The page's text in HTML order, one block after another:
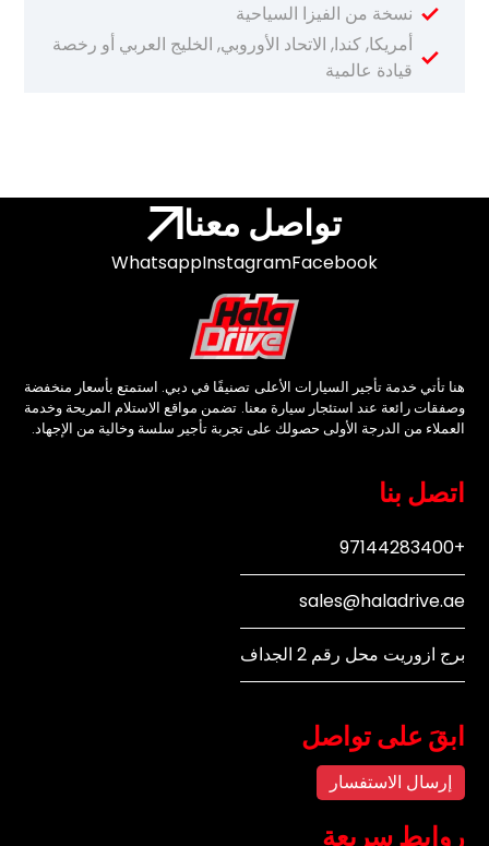
نسخة من الفيزا السياحية
أمريكا, كندا, الاتحاد الأوروبي, الخليج العربي أو رخصة
قيادة عالمية
تواصل معنا
Facebook
Instagram
Whatsapp
هنا تأتي خدمة تأجير السيارات الأعلى تصنيفًا في دبي. استمتع بأسعار منخفضة
وصفقات رائعة عند استئجار سيارة معنا. تضمن مواقع الاستلام المريحة وخدمة
العملاء من الدرجة الأولى حصولك على تجربة تأجير سلسة وخالية من الإجهاد.
اتصل بنا
+97144283400
sales@haladrive.ae
برج ازوريت محل رقم 2 الجداف
ابقَ على تواصل
إرسال الاستفسار
روابط سريعة